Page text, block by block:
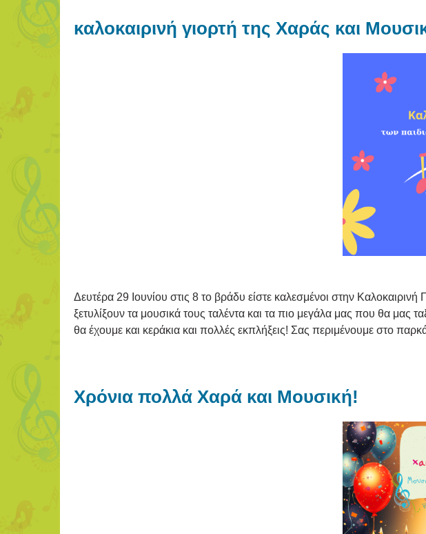
καλοκαιρινή γιορτή της Χαράς και
Δευτέρα 29 Ιουνίου στις 8 το βράδυ είστε καλεσμένοι στην
ξετυλίξουν τα μουσικά τους ταλέντα και τα πιο μεγάλα μας που θα μας
θα έχουμε και κεράκια και πολλές εκπλήξεις! Σας περιμένουμε στο
Χρόνια πολλά Χαρά και Μουσική!